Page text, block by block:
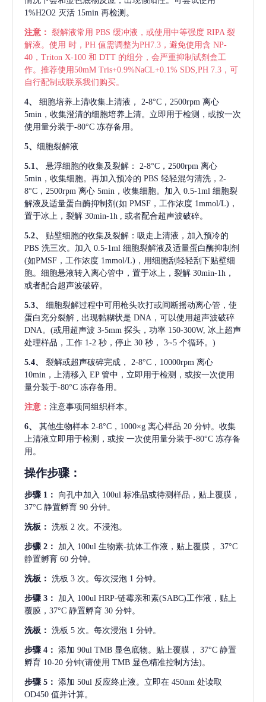
1%H2O2 灭活 15min 再检测。
注意： 裂解液常用 PBS 缓冲液，或使用中等强度 RIPA 裂
解液。使用 时，PH 值需调整为PH7.3，避免使用含 NP-
40，Triton X-100 和 DTT 的组分，会严重抑制试剂盒工
作。推荐使用50mM Tris+0.9%NaCL+0.1% SDS,PH 7.3，可
自行配制或联系我们购买。
4、 细胞培养上清收集上清液，
2-8°C，2500rpm 离心
5min，收集澄清的细胞培养上清。立即用于检测，或按一次
使用量分装于-80°C 冻存备用。
5、 细胞裂解液
5.1、 悬浮细胞的收集及裂解：
2-8°C，2500rpm 离心
5min，收集细胞。再加入预冷的 PBS 轻轻混匀清洗，2-
8°C，2500rpm 离心 5min，收集细胞。加入 0.5-1ml 细胞裂
解液及适量蛋白酶抑制剂(如 PMSF，工作浓度 1mmol/L)，
置于冰上，裂解 30min-1h , 或者配合超声波破碎。
5.2、
贴壁细胞的收集及裂解：吸走上清液，加入预冷的
PBS 洗三次。加入 0.5-1ml 细胞裂解液及适量蛋白酶抑制剂
(如PMSF，工作浓度 1mmol/L)，用细胞刮轻轻刮下贴壁细
胞。细胞悬液转入离心管中，置于冰上，裂解 30min-1h，
或者配合超声波破碎。
5.3、
细胞裂解过程中可用枪头吹打或间断摇动离心管，使
蛋白充分裂解
, 出现黏糊状是 DNA，可以使用超声波破碎
DNA。(或用超声波 3-5mm 探头，功率 150-300W, 冰上超声
处理样品，工作 1-2 秒，停止 30 秒， 3~5 个循环。)
5.4、 裂解或超声破碎完成，
2-8°C，10000rpm 离心
10min，上清移入 EP 管中，立即用于检测，或按一次使用
量分装于-80°C 冻存备用。
注意： 注意事项同组织样本。
6、 其他生物样本 2-8°C，1000×g 离心样品 20 分钟。收集
上清液立即用于检测，或按 一次使用量分装于-80°C 冻存备
用。
操作步骤：
步骤 1： 向孔中加入 100ul 标准品或待测样品，贴上覆膜，
37°C 静置孵育 90 分钟。
洗板： 洗板 2 次。不浸泡。
步骤 2： 加入 100ul 生物素-抗体工作液，贴上覆膜， 37°C
静置孵育 60 分钟。
洗板： 洗板 3 次。每次浸泡 1 分钟。
步骤 3： 加入 100ul HRP-链霉亲和素(SABC)工作液，贴上
覆膜，37°C 静置孵育 30 分钟。
洗板： 洗板 5 次。每次浸泡 1 分钟。
步骤 4： 添加 90ul TMB 显色底物。贴上覆膜， 37°C 静置
孵育 10-20 分钟(请使用 TMB 显色精准控制方法)。
步骤 5： 添加 50ul 反应终止液。立即在 450nm 处读取
OD450 值并计算。